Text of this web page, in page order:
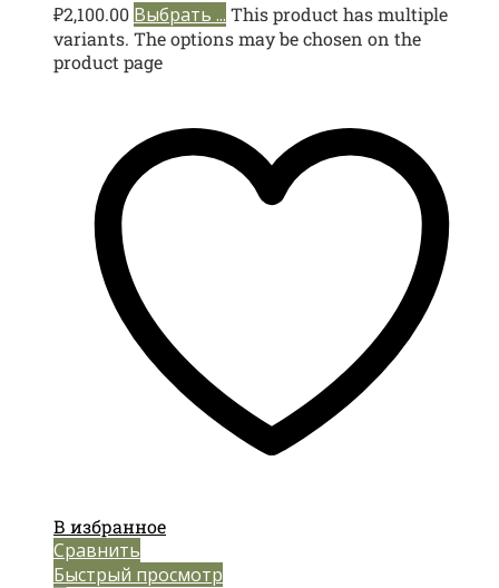
₽2,100.00 Выбрать ... This product has multiple
variants. The options may be chosen on the
product page
В избранное
Сравнить
Быстрый просмотр